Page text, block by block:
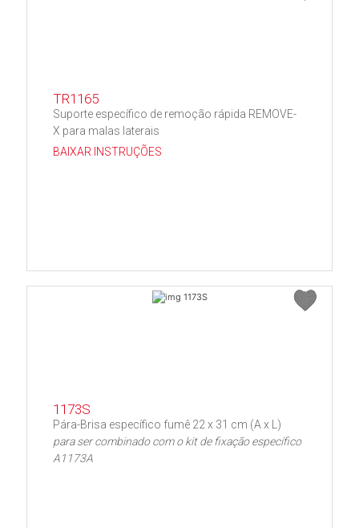
TR1165
Suporte específico de remoção rápida REMOVE-
X para malas laterais
BAIXAR INSTRUÇÕES
1173S
Pára-Brisa específico fumê 22 x 31 cm (A x L)
para ser combinado com o kit de fixação específico
A1173A